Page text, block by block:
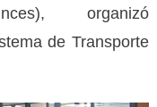
organizó
de Transporte